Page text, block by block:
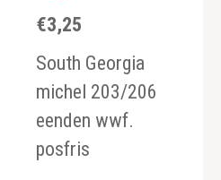
€3,25
South Georgia
michel 203/206
eenden wwf.
posfris